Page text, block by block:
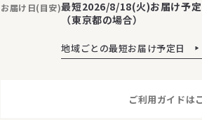
お届け日(目安)最短2026/8/18(火)お届け予定
（東京都の場合）
地域ごとの最短お届け予定日
ご利用ガイドは